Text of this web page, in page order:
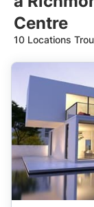
Centre
10 Locations
Date: les plus
Date: les plus
Prix - $$$ à $
Prix - $ à $$$